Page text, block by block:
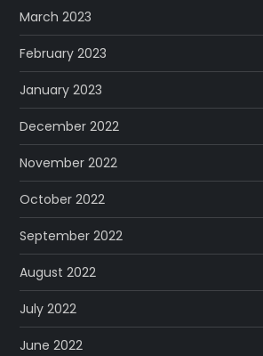
March 2023
February 2023
January 2023
December 2022
November 2022
October 2022
September 2022
August 2022
July 2022
June 2022